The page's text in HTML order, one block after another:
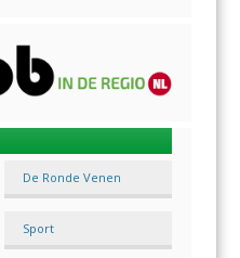
De Ronde Venen
Sport